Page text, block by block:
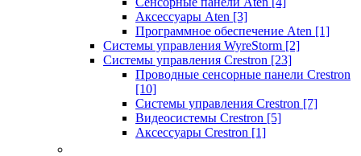
Аксессуары Aten [3]
Программное обеспечение Aten [1]
Системы управления WyreStorm [2]
Системы управления Crestron [23]
Проводные сенсорные панели Crestron
[10]
Системы управления Crestron [7]
Видеосистемы Crestron [5]
Аксессуары Crestron [1]